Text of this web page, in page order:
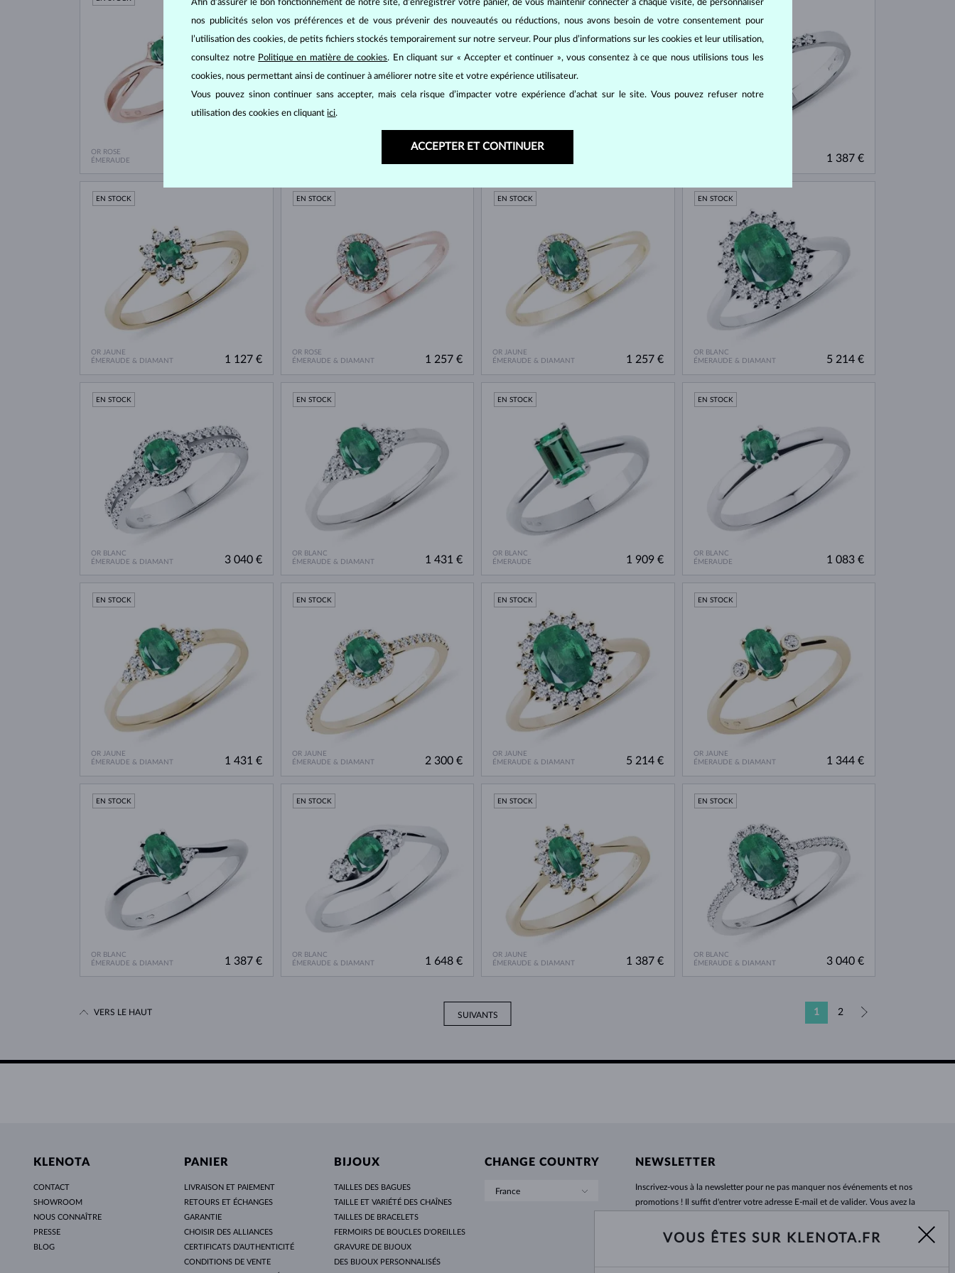
OR ROSE
ÉMERAUDE
OR JAUNE
1 387 €
OR JAUNE
ÉMERAUDE & DIAMANT
EN STOCK
1 127 €
OR ROSE
ÉMERAUDE & DIAMANT
EN STOCK
1 257 €
OR JAUNE
ÉMERAUDE & DIAMANT
EN STOCK
1 257 €
OR BLANC
ÉMERAUDE & DIAMANT
EN STOCK
5 214 €
OR BLANC
ÉMERAUDE & DIAMANT
EN STOCK
3 040 €
OR BLANC
ÉMERAUDE & DIAMANT
EN STOCK
1 431 €
OR BLANC
ÉMERAUDE
EN STOCK
1 909 €
OR BLANC
ÉMERAUDE
EN STOCK
1 083 €
OR JAUNE
ÉMERAUDE & DIAMANT
EN STOCK
1 431 €
OR JAUNE
ÉMERAUDE & DIAMANT
EN STOCK
2 300 €
OR JAUNE
ÉMERAUDE & DIAMANT
EN STOCK
5 214 €
OR JAUNE
ÉMERAUDE & DIAMANT
EN STOCK
1 344 €
OR BLANC
ÉMERAUDE & DIAMANT
EN STOCK
1 387 €
OR BLANC
ÉMERAUDE & DIAMANT
EN STOCK
1 648 €
OR JAUNE
ÉMERAUDE & DIAMANT
EN STOCK
1 387 €
OR BLANC
ÉMERAUDE & DIAMANT
EN STOCK
3 040 €
SUIVANTS 1 2
VERS LE HAUT
KLENOTA
CONTACT
SHOWROOM
NOUS CONNAÎTRE
PRESSE
BLOG
PANIER
LIVRAISON ET PAIEMENT
RETOURS ET ÉCHANGES
GARANTIE
CHOISIR DES ALLIANCES
CERTIFICATS D’AUTHENTICITÉ
CONDITIONS DE VENTE
BIJOUX
TAILLES DES BAGUES
TAILLE ET VARIÉTÉ DES CHAÎNES
TAILLES DE BRACELETS
FERMOIRS DE BOUCLES D'OREILLES
GRAVURE DE BIJOUX
DES BIJOUX PERSONNALISÉS
CHANGE COUNTRY
France
NEWSLETTER
Inscrivez-vous àla newsletter pour ne pas manquer nos événements et nos
promotions ! Il suffit d'entrer votre adresse E-mail et de valider. Vous avez la
impatience.
Afin d’assurer le bon fonctionnement de notre site, d’enregistrer votre panier, de vous maintenir connecter à chaque visite, de personnaliser
nos publicités selon vos préférences et de vous prévenir des nouveautés ou réductions, nous avons besoin de votre consentement pour
l’utilisation des cookies, de petits fichiers stockés temporairement sur notre serveur. Pour plus d’informations sur les cookies et leur utilisation,
consultez notre Politique en matière de cookies. En cliquant sur « Accepter et continuer », vous consentez à ce que nous utilisions tous les
cookies, nous permettant ainsi de continuer à améliorer notre site et votre expérience utilisateur.
Vous pouvez sinon continuer sans accepter, mais cela risque d’impacter votre expérience d’achat sur le site. Vous pouvez refuser notre
utilisation des cookies en cliquantici.
ACCEPTER ET CONTINUER
VOUS ÊTES SUR KLENOTA.FR